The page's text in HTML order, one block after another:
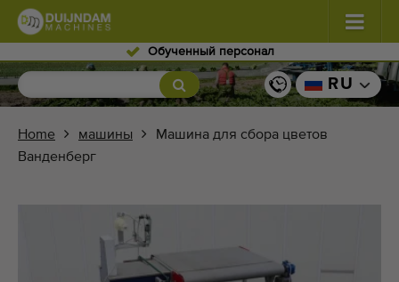
Обученный персонал
Цветы и растения (576)
Тепличные овощи
Транспортные конвейеры (437)
RU
Home машины
Машина для сбора цветов
Ванденберг